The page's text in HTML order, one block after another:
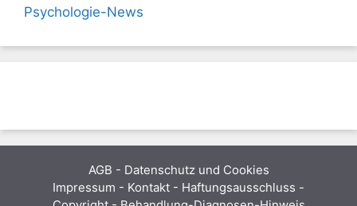
Psychologie-News
AGB - Datenschutz und Cookies
Impressum - Kontakt - Haftungsausschluss -